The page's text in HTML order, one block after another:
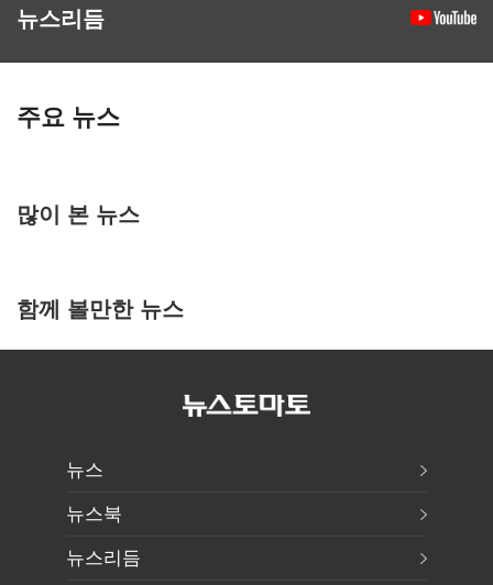
뉴스리듬
주요 뉴스
많이 본 뉴스
함께 볼만한 뉴스
뉴스
뉴스북
뉴스리듬